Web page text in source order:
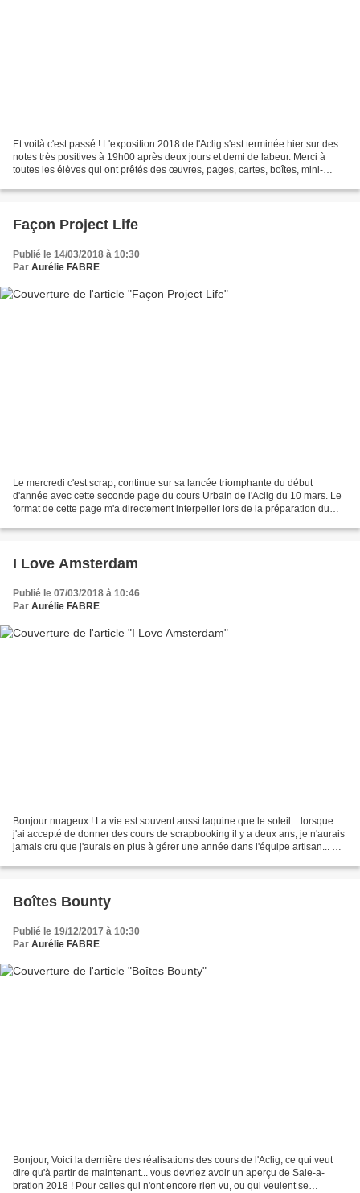
Et voilà c'est passé ! L'exposition 2018 de l'Aclig s'est terminée hier sur des
notes très positives à 19h00 après deux jours et demi de labeur. Merci à
toutes les élèves qui ont prêtés des œuvres, pages, cartes, boîtes, mini-
Façon Project Life
Publié le 14/03/2018 à 10:30
Par Aurélie FABRE
Le mercredi c'est scrap, continue sur sa lancée triomphante du début
d'année avec cette seconde page du cours Urbain de l'Aclig du 10 mars. Le
format de cette page m'a directement interpeller lors de la préparation du
I Love Amsterdam
Publié le 07/03/2018 à 10:46
Par Aurélie FABRE
Bonjour nuageux ! La vie est souvent aussi taquine que le soleil... lorsque
j'ai accepté de donner des cours de scrapbooking il y a deux ans, je n'aurais
jamais cru que j'aurais en plus à gérer une année dans l'équipe artisan... Et
Boîtes Bounty
Publié le 19/12/2017 à 10:30
Par Aurélie FABRE
Bonjour, Voici la dernière des réalisations des cours de l'Aclig, ce qui veut
dire qu'à partir de maintenant... vous devriez avoir un aperçu de Sale-a-
bration 2018 ! Pour celles qui n'ont encore rien vu, ou qui veulent se